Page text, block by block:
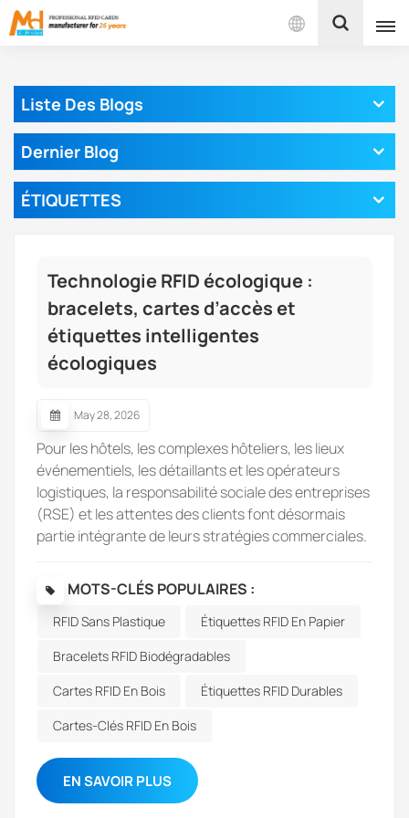
Français
بالعربية
Liste Des Blogs
Dernier Blog
ÉTIQUETTES
Technologie RFID écologique :
bracelets, cartes d’accès et
étiquettes intelligentes
écologiques
May 28, 2026
Pour les hôtels, les complexes hôteliers, les lieux
événementiels, les détaillants et les opérateurs
logistiques, la responsabilité sociale des entreprises
(RSE) et les attentes des clients font désormais
partie intégrante de leurs stratégies commerciales.
adopter la technologie RFID, mais plutôt comment
les entreprises peuvent opérer une transition vers
des solutions RFID plus écologiques sans
durabilité ni leur sécurité.La technologie RFID
écologique offre précisément cet équilibre. En
plastique par des alternatives respectueuses de
l'environnement, les entreprises peuvent réduire
efficacement leur empreinte écologique tout en
répondant à l'ensemble de leurs besoins
MOTS-CLÉS POPULAIRES :
RFID Sans Plastique
Étiquettes RFID En Papier
Bracelets RFID Biodégradables
Cartes RFID En Bois
Étiquettes RFID Durables
Cartes-Clés RFID En Bois
EN SAVOIR PLUS